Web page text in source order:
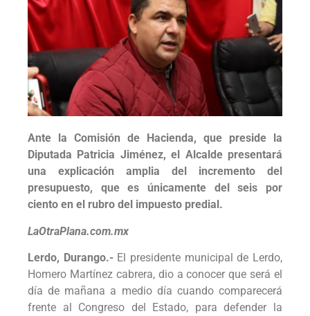
Ante la Comisión de Hacienda, que preside la
Diputada Patricia Jiménez, el Alcalde presentará
una explicación amplia del incremento del
presupuesto, que es únicamente del seis por
ciento en el rubro del impuesto predial.
LaOtraPlana.com.mx
Lerdo, Durango.-El presidente municipal de Lerdo,
Homero Martínez cabrera, dio a conocer que será el
día de mañana a medio día cuando comparecerá
frente al Congreso del Estado, para defender la